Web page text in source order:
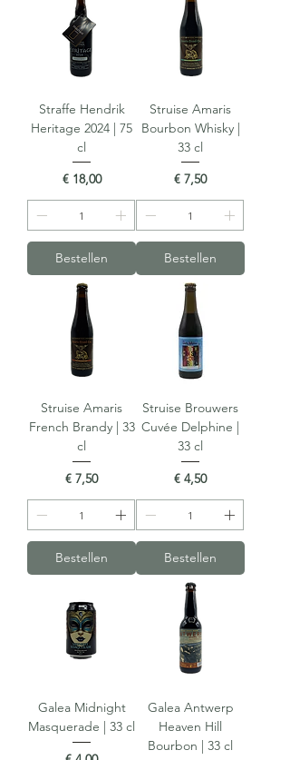
Straffe Hendrik
Heritage 2024 | 75
cl
Prijs
€ 18,00
Bestellen
Struise Amaris
Bourbon Whisky |
33 cl
Prijs
€ 7,50
Bestellen
Struise Amaris
French Brandy | 33
cl
Prijs
€ 7,50
Bestellen
Struise Brouwers
Cuvée Delphine |
33 cl
Prijs
€ 4,50
Bestellen
Galea Midnight
Masquerade | 33 cl
Galea Antwerp
Heaven Hill
Bourbon | 33 cl